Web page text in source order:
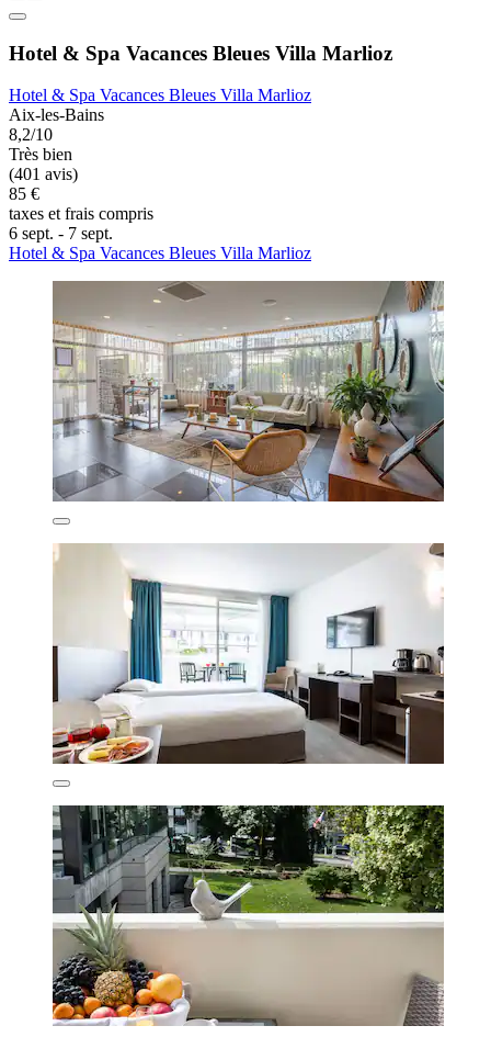
Hotel & Spa Vacances Bleues Villa Marlioz
Hotel & Spa Vacances Bleues Villa Marlioz
Aix-les-Bains
8,2/10
Très bien
(401 avis)
85 €
taxes et frais compris
6 sept. - 7 sept.
Hotel & Spa Vacances Bleues Villa Marlioz